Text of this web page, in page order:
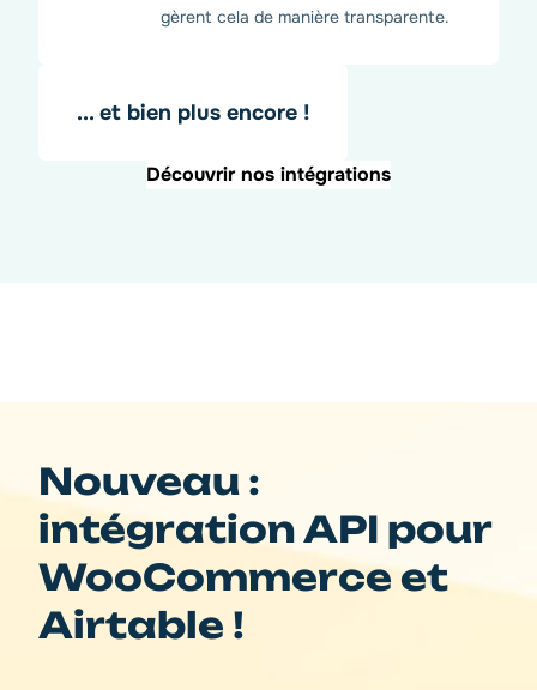
gèrent cela de manière transparente.
... et bien plus encore !
Découvrir nos intégrations
Nouveau :
intégration API pour
WooCommerce et
Airtable !